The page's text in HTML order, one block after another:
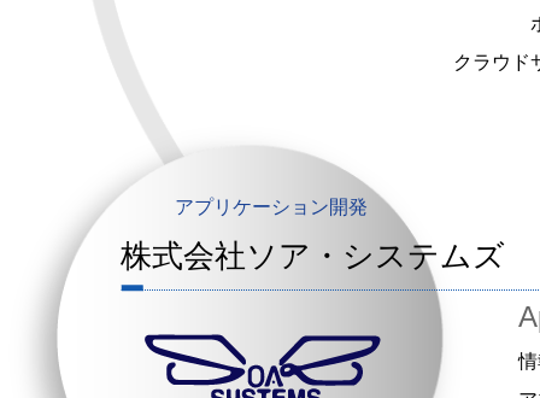
クラウド
アプリケーション開発
株式会社ソア・システムズ